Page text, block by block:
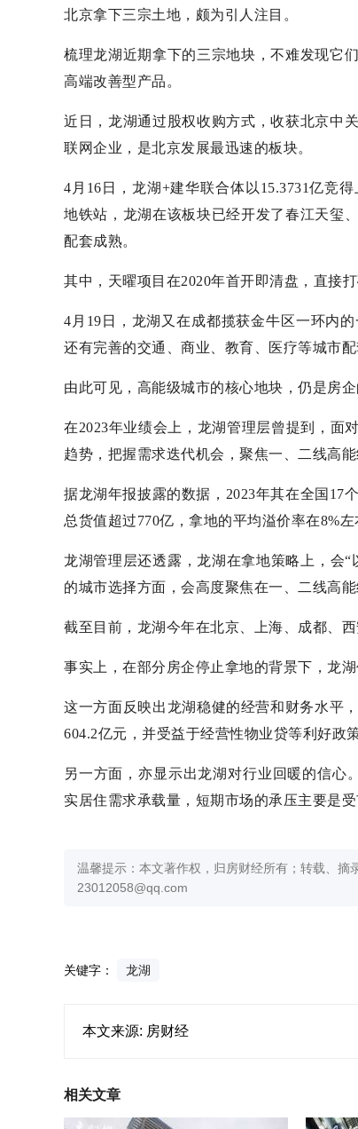
北京拿下三宗土地，颇为引人注目。
梳理龙湖近期拿下的三宗地块，不难发现它
高端改善型产品。
近日，龙湖通过股权收购方式，收获北京中
联网企业，是北京发展最迅速的板块。
4月16日，龙湖+建华联合体以15.3731亿竞
地铁站，龙湖在该板块已经开发了春江天玺
配套成熟。
其中，天曜项目在2020年首开即清盘，直接
4月19日，龙湖又在成都揽获金牛区一环内
还有完善的交通、商业、教育、医疗等城市配
由此可见，高能级城市的核心地块，仍是房企
在2023年业绩会上，龙湖管理层曾提到，面
趋势，把握需求迭代机会，聚焦一、二线高
据龙湖年报披露的数据，2023年其在全国17
总货值超过770亿，拿地的平均溢价率在8%左
龙湖管理层还透露，龙湖在拿地策略上，会
的城市选择方面，会高度聚焦在一、二线高
截至目前，龙湖今年在北京、上海、成都、
事实上，在部分房企停止拿地的背景下，龙
这一方面反映出龙湖稳健的经营和财务水平
604.2亿元，并受益于经营性物业贷等利好政
另一方面，亦显示出龙湖对行业回暖的信心
实居住需求承载量，短期市场的承压主要是
温馨提示：本文著作权，归房财经所有；转载、摘
23012058@qq.com
关键字： 龙湖
本文来源: 房财经
相关文章